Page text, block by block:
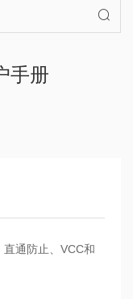

手册
通防止、VCC和